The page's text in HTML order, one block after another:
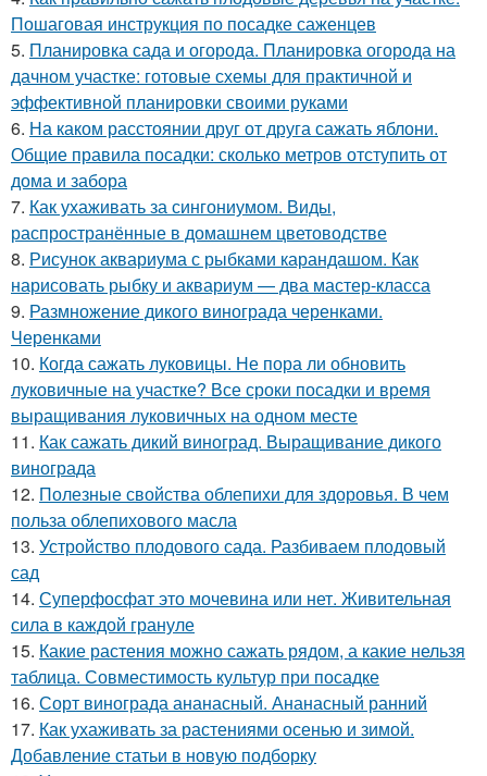
Пошаговая инструкция по посадке саженцев
5. Планировка сада и огорода. Планировка огорода на
дачном участке: готовые схемы для практичной и
эффективной планировки своими руками
6. На каком расстоянии друг от друга сажать яблони.
Общие правила посадки: сколько метров отступить от
дома и забора
7. Как ухаживать за сингониумом. Виды,
распространённые в домашнем цветоводстве
8. Рисунок аквариума с рыбками карандашом. Как
нарисовать рыбку и аквариум — два мастер-класса
9. Размножение дикого винограда черенками.
Черенками
10. Когда сажать луковицы. Не пора ли обновить
луковичные на участке? Все сроки посадки и время
выращивания луковичных на одном месте
11. Как сажать дикий виноград. Выращивание дикого
винограда
12. Полезные свойства облепихи для здоровья. В чем
польза облепихового масла
13. Устройство плодового сада. Разбиваем плодовый
сад
14. Суперфосфат это мочевина или нет. Живительная
сила в каждой грануле
15. Какие растения можно сажать рядом, а какие нельзя
таблица. Совместимость культур при посадке
16. Сорт винограда ананасный. Ананасный ранний
17. Как ухаживать за растениями осенью и зимой.
Добавление статьи в новую подборку